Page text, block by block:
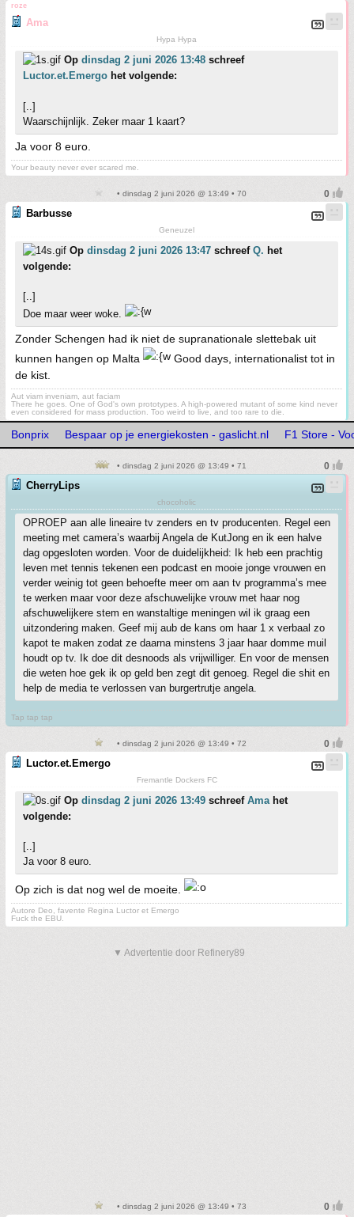
roze
Ama
Hypa Hypa
Op dinsdag 2 juni 2026 13:48 schreef
Luctor.et.Emergo het volgende:
[..]
Waarschijnlijk. Zeker maar 1 kaart?
Ja voor 8 euro.
Your beauty never ever scared me.
• dinsdag 2 juni 2026 @ 13:49 • 70
Barbusse
Geneuzel
Op dinsdag 2 juni 2026 13:47 schreef Q. het
volgende:
[..]
Doe maar weer woke.
Zonder Schengen had ik niet de supranationale slettebak uit
kunnen hangen op Malta
Good days, internationalist tot in
de kist.
Aut viam inveniam, aut faciam
There he goes. One of God's own prototypes. A high-powered mutant of some kind never
even considered for mass production. Too weird to live, and too rare to die.
Bonprix Bespaar op je energiekosten - gaslicht.nl F1 Store -
• dinsdag 2 juni 2026 @ 13:49 • 71
CherryLips
chocoholic
OPROEP aan alle lineaire tv zenders en tv producenten. Regel een
meeting met camera’s waarbij Angela de KutJong en ik een halve
dag opgesloten worden. Voor de duidelijkheid: Ik heb een prachtig
leven met tennis tekenen een podcast en mooie jonge vrouwen en
verder weinig tot geen behoefte meer om aan tv programma’s mee
te werken maar voor deze afschuwelijke vrouw met haar nog
afschuwelijkere stem en wanstaltige meningen wil ik graag een
uitzondering maken. Geef mij aub de kans om haar 1 x verbaal zo
kapot te maken zodat ze daarna minstens 3 jaar haar domme muil
houdt op tv. Ik doe dit desnoods als vrijwilliger. En voor de mensen
die weten hoe gek ik op geld ben zegt dit genoeg. Regel die shit en
help de media te verlossen van burgertrutje angela.
Tap tap tap
• dinsdag 2 juni 2026 @ 13:49 • 72
Luctor.et.Emergo
Fremantle Dockers FC
Op dinsdag 2 juni 2026 13:49 schreef Amahet
volgende:
[..]
Ja voor 8 euro.
Op zich is dat nog wel de moeite.
Autore Deo, favente Regina Luctor et Emergo
Fuck the EBU.
▼ Advertentie door Refinery89
• dinsdag 2 juni 2026 @ 13:49 • 73